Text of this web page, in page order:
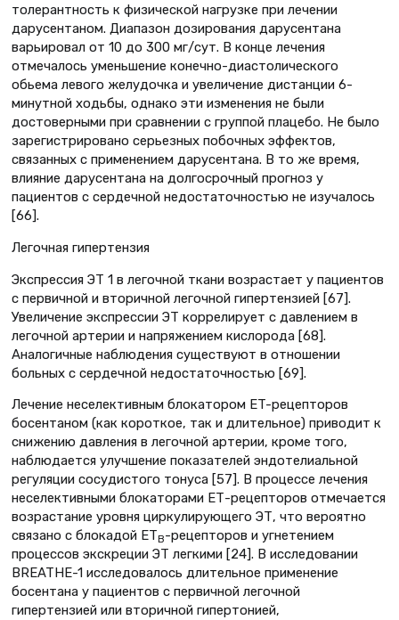
толерантность к физической нагрузке при лечении
дарусентаном. Диапазон дозирования дарусентана
варьировал от 10 до 300 мг/сут. В конце лечения
отмечалось уменьшение конечно-диастолического
обьема левого желудочка и увеличение дистанции 6-
минутной ходьбы, однако эти изменения не были
достоверными при сравнении с группой плацебо. Не было
зарегистрировано серьезных побочных эффектов,
связанных с применением дарусентана. В то же время,
влияние дарусентана на долгосрочный прогноз у
пациентов с сердечной недостаточностью не изучалось
[66].
Легочная гипертензия
Экспрессия ЭТ 1 в легочной ткани возрастает у пациентов
с первичной и вторичной легочной гипертензией [67].
Увеличение экспрессии ЭТ коррелирует с давлением в
легочной артерии и напряжением кислорода [68].
Аналогичные наблюдения существуют в отношении
больных с сердечной недостаточностью [69].
Лечение неселективным блокатором ET-рецепторов
босентаном (как короткое, так и длительное) приводит к
снижению давления в легочной артерии, кроме того,
наблюдается улучшение показателей эндотелиальной
регуляции сосудистого тонуса [57]. В процессе лечения
неселективными блокаторами ЕТ-рецепторов отмечается
возрастание уровня циркулирующего ЭТ, что вероятно
связано с блокадой ЕТ В-рецепторов и угнетением
процессов экскреции ЭТ легкими [24]. В исследовании
BREATHE-1 исследовалось длительное применение
босентана у пациентов с первичной легочной
гипертензией или вторичной гипертонией,